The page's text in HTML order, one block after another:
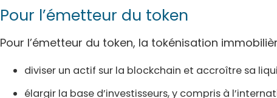
Pour l’émetteur du token
Pour l’émetteur du token, la tokénisation
diviser un actif sur la blockchain et accroître sa
élargir la base d’investisseurs, y compris à